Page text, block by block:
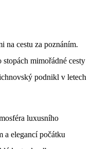
na cestu za poznáním.
mimořádné cesty
podnikl v letech
luxusního
a elegancí počátku